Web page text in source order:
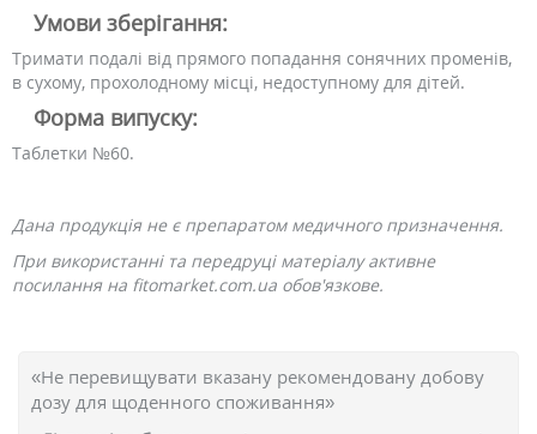
Умови зберігання:
Тримати подалі від прямого попадання сонячних променів,
в сухому, прохолодному місці, недоступному для дітей.
Форма випуску:
Таблетки №60.
Дана продукція не є препаратом медичного призначення.
При використанні та передруці матеріалу активне
посилання на fitomarket.com.ua обов'язкове.
«Не перевищувати вказану рекомендовану добову
дозу для щоденного споживання»